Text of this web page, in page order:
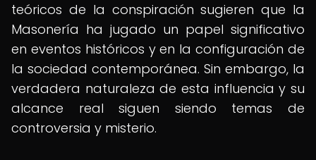
teóricos de la conspiración sugieren que la
Masonería ha jugado un papel significativo
en eventos históricos y en la configuración de
la sociedad contemporánea. Sin embargo, la
verdadera naturaleza de esta influencia y su
alcance real siguen siendo temas de
controversia y misterio.